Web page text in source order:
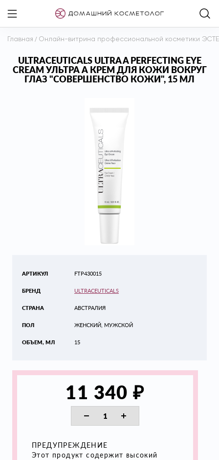
Главная / Онлайн-витрина профессиональной косметики
ULTRACEUTICALS ULTRA A PERFECTING EYE
CREAM УЛЬТРА А КРЕМ ДЛЯ КОЖИ ВОКРУГ
ГЛАЗ "СОВЕРШЕНСТВО КОЖИ", 15 МЛ
АРТИКУЛ
БРЕНД
СТРАНА
ПОЛ
ОБЪЕМ, МЛ
FTP430015
ULTRACEUTICALS
АВСТРАЛИЯ
ЖЕНСКИЙ, МУЖСКОЙ
15
11 340₽
ПРЕДУПРЕЖДЕНИЕ
Этот продукт содержит высокий